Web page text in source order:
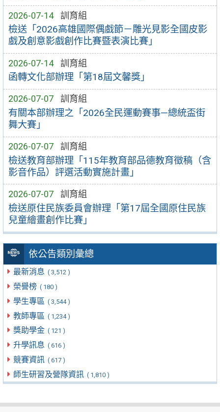
2026-07-14 訓育組
檢送「2026高雄國際偶戲節－雕光見影全國皮影
戲及創意影戲創作比賽暨表演比賽」
2026-07-14 訓育組
函轉文化部辦理「第18屆文馨獎」
2026-07-07 訓育組
有關本部辦理之「2026全民運動賽事—總統盃街
舞大賽」
2026-07-07 訓育組
檢送教育部辦理「115年教育部品德教育徵稿（含
影音作品）評選活動實施計畫」
2026-07-07 訓育組
檢送原住民族委員會辦理「第17屆全國原住民族
兒童繪畫創作比賽」
依公告類別彙總
最新消息 ( 3,512 )
榮譽榜 ( 180 )
學生專區 ( 3,544 )
教師專區 ( 1,234 )
獎助學金 ( 121 )
升學訊息 ( 616 )
競賽資訊 ( 617 )
師生研習及營隊資訊 ( 1,810 )